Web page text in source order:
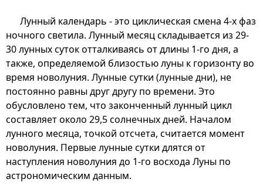
Лунный календарь - это циклическая смена 4-х фаз
ночного светила. Лунный месяц складывается из 29-
30 лунных суток отталкиваясь от длины 1-го дня, а
также, определяемой близостью луны к горизонту во
время новолуния. Лунные сутки (лунные дни), не
постоянно равны друг другу по времени. Это
обусловлено тем, что законченный лунный цикл
составляет около 29,5 солнечных дней. Началом
лунного месяца, точкой отсчета, считается момент
новолуния. Первые лунные сутки длятся от
наступления новолуния до 1-го восхода Луны по
астрономическим данным.